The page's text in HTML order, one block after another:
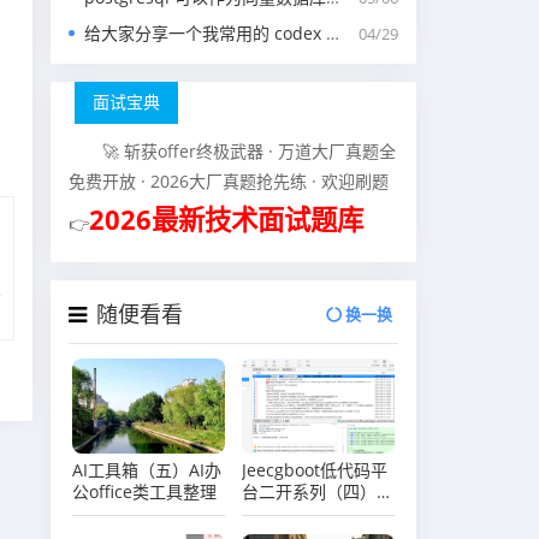
04/29
给大家分享一个我常用的 codex 中的 agents.md 文件
面试宝典
🚀 斩获offer终极武器 · 万道大厂真题全
免费开放 · 2026大厂真题抢先练 · 欢迎刷题
👉2026最新技术面试题库
随便看看 换一换
AI工具箱（五）AI办
公office类工具整理
Jeecgboot低代码平
台二开系列（四）
JeecgBoot开发环境